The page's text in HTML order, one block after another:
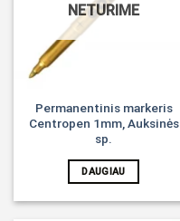
NETURIME
Permanentinis markeris
Centropen 1mm, Auksinės
sp.
DAUGIAU